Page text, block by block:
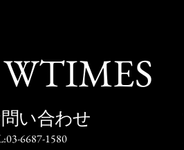
WTIMES
い合わせ
6687-1580